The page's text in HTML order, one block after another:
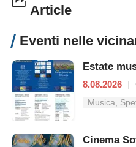
Article
Eventi nelle
Estate
8.08.2026 |